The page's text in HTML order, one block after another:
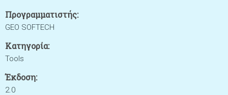
Προγραμματιστής:
GEO SOFTECH
Κατηγορία:
Tools
Έκδοση:
2.0